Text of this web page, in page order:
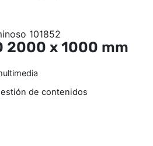
2000 x 1000 mm
de contenidos